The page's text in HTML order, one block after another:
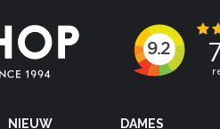
NIEUW DAMES